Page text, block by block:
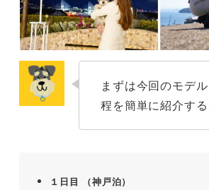
まずは今回のモデ
程を簡単に紹介する
１日目 （神戸泊）